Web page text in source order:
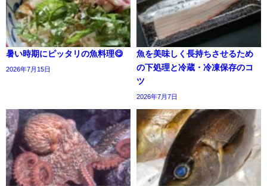
暑い時期にピッタリの魚料理😋
2026年7月15日
魚を美味しく長持ちさせるため
の下処理と冷蔵・冷凍保存のコ
ツ
2026年7月7日